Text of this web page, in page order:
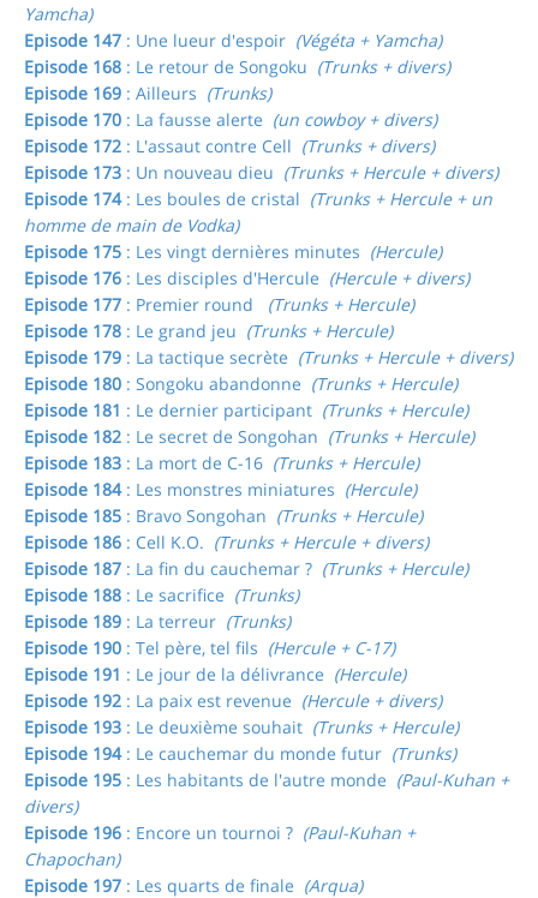
Yamcha)
Episode 147 : Une lueur d'espoir (Végéta + Yamcha)
Episode 168 : Le retour de Songoku (Trunks + divers)
Episode 169 : Ailleurs (Trunks)
Episode 170 : La fausse alerte (un cowboy + divers)
Episode 172 : L'assaut contre Cell (Trunks + divers)
Episode 173 : Un nouveau dieu (Trunks + Hercule + divers)
Episode 174: Les boules de cristal (Trunks + Hercule + un
homme de main de Vodka)
Episode 175 : Les vingt dernières minutes (Hercule)
Episode 176 : Les disciples d'Hercule (Hercule + divers)
Episode 177 : Premier round
(Trunks + Hercule)
Episode 178 : Le grand jeu (Trunks + Hercule)
Episode 179 : La tactique secrète (Trunks + Hercule + divers)
Episode 180 : Songoku abandonne (Trunks + Hercule)
Episode 181 : Le dernier participant (Trunks + Hercule)
Episode 182 : Le secret de Songohan (Trunks + Hercule)
Episode 183 : La mort de C-16 (Trunks + Hercule)
Episode 184: Les monstres miniatures (Hercule)
Episode 185 : Bravo Songohan (Trunks + Hercule)
Episode 186 : Cell K.O. (Trunks + Hercule + divers)
Episode 187 : La fin du cauchemar ? (Trunks + Hercule)
Episode 188 : Le sacrifice (Trunks)
Episode 189 : La terreur (Trunks)
Episode 190 : Tel père, tel fils (Hercule + C-17)
Episode 191 : Le jour de la délivrance (Hercule)
Episode 192 : La paix est revenue (Hercule + divers)
Episode 193 : Le deuxième souhait (Trunks + Hercule)
Episode 194: Le cauchemar du monde futur (Trunks)
Episode 195 : Les habitants de l'autre monde (Paul-Kuhan +
divers)
Episode 196 : Encore un tournoi ? (Paul-Kuhan +
Chapochan)
Episode 197 : Les quarts de finale (Arqua)